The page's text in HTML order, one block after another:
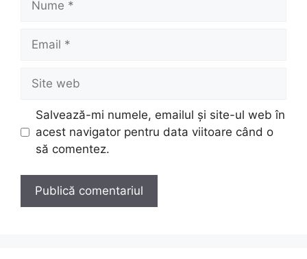
web
Salvează-mi numele, emailul și site-ul web în
acest navigator pentru data viitoare când o
să comentez.